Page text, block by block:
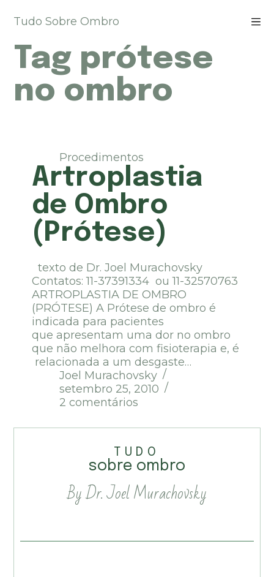
u
a
Tudo Sobre Ombro
Tag prótese
no ombro
Procedimentos
Artroplastia
de Ombro
(Prótese)
texto de Dr. Joel Murachovsky
Contatos: 11-37391334 ou 11-32570763
ARTROPLASTIA DE OMBRO
(PRÓTESE) A Prótese de ombro é
indicada para pacientes
que apresentam uma dor no ombro
que não melhora com fisioterapia e, é
relacionada a um desgaste…
Joel Murachovsky
setembro 25, 2010
2 comentários
TUDO
sobre ombro
By Dr. Joel Murachovsky